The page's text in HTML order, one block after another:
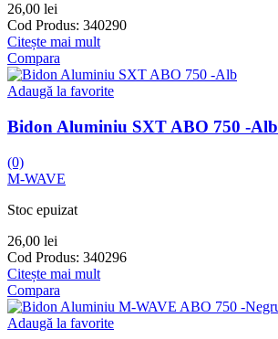
26,00 lei
Cod Produs: 340290
Citește mai mult
Compara
Adaugă la favorite
Bidon Aluminiu SXT ABO 750 -Alb
(0)
M-WAVE
Stoc epuizat
26,00 lei
Cod Produs: 340296
Citește mai mult
Compara
Adaugă la favorite